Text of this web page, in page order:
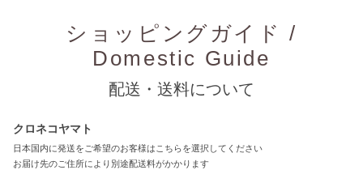
ショッピングガイド /
Domestic Guide
配送・送料について
クロネコヤマト
日本国内に発送をご希望のお客様はこちらを選択してください
お届け先のご住所により別途配送料がかかります